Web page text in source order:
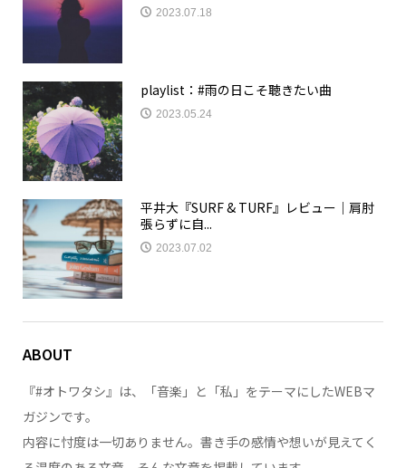
2023.07.18
playlist：#雨の日こそ聴きたい曲
2023.05.24
平井大『SURF & TURF』レビュー｜肩肘
張らずに自...
2023.07.02
ABOUT
『#オトワタシ』は、「音楽」と「私」をテーマにしたWEBマ
ガジンです。
内容に忖度は一切ありません。書き手の感情や想いが見えてく